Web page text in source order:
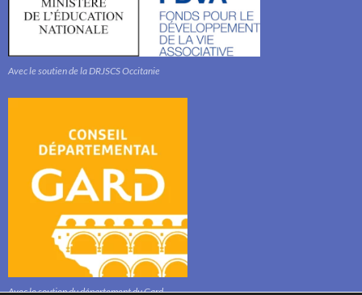
Avec le soutien de la DRJSCS Occitanie
Avec le soutien du département du Gard